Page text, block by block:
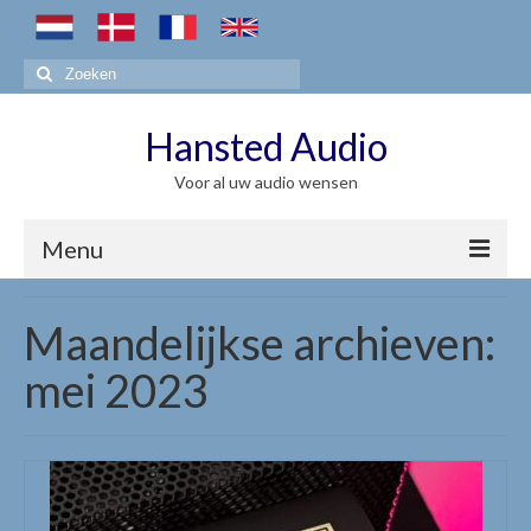
Zoeken
naar:
Hansted Audio
Voor al uw audio wensen
Menu
Jadis algemeen
Geïntegreerde / Integrated Amps
Eindversterkers / Power Amps
Voorversterkers / Pre Amps
Maandelijkse archieven:
mei 2023